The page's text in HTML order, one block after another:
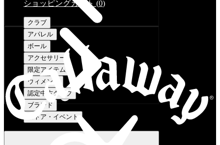
ショッピングカート (0)
クラブ
アパレル
ボール
アクセサリー
限定アイテム
ウィメンズ
認定中古クラブ
ブランド
ストア・イベント